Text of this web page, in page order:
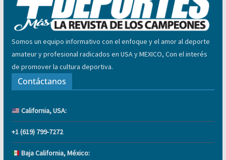
Somos un equipo informativo con el enfoque y el amor al deporte
amateur y profesional radicados en USA y MEXICO, Con el interés
de promover la cultura deportiva.
Contáctanos
California, USA:
+1 (619) 799-7272
Baja California, México: